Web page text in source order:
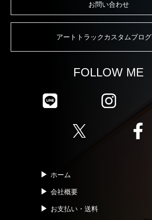
お問い合わせ
アートトラックカスタムブログ
FOLLOW ME
ホーム
会社概要
お支払い・送料